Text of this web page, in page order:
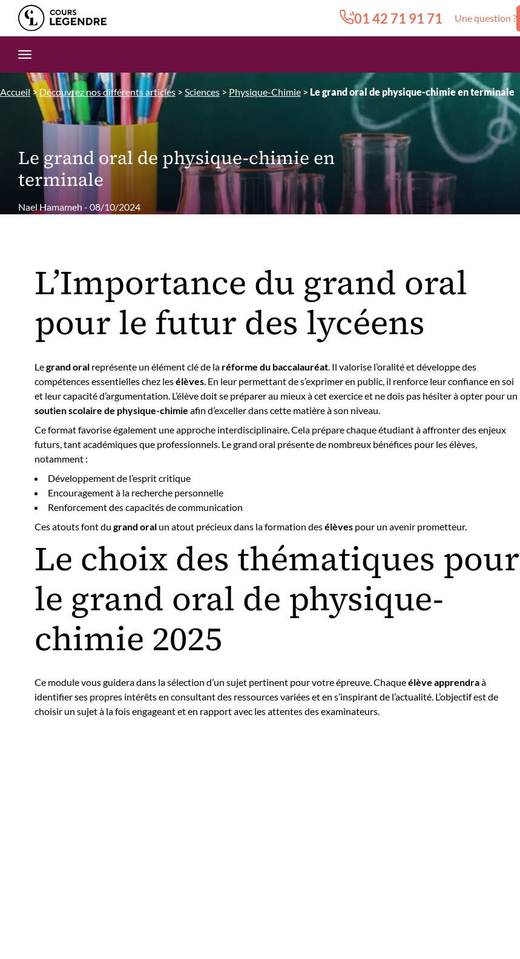
Edition.CL (Groupe Cours Legendre) 01 42 71 91 71 Une question ?
Ouvrir la navigation
Accueil> Découvrez nos différents articles > Sciences > Physique-Chimie > Le grand oral de physique-chimie en terminale
Le grand oral de physique-chimie en
terminale
Nael Hamameh - 08/10/2024
L’Importance du grand oral
pour le futur des lycéens
Legrand oral représente un élément clé de la réforme du baccalauréat . Il valorise l’oralité et développe des
compétences essentielles chez lesélèves . En leur permettant de s’exprimer en public, il renforce leur confiance en soi
et leur capacité d’argumentation. L’élève doit se préparer au mieux à cet exercice et ne dois pas hésiter à opter pour un
soutien scolaire de physique-chimie afin d’exceller dans cette matière à son niveau.
Ce format favorise également une approche interdisciplinaire. Cela prépare chaque étudiant à affronter des enjeux
futurs, tant académiques que professionnels. Le grand oral présente de nombreux bénéfices pour les élèves,
notamment :
Développement de l’esprit critique
Encouragement à la recherche personnelle
Renforcement des capacités de communication
Ces atouts font du grand oral un atout précieux dans la formation desélèves pour un avenir prometteur.
Le choix des thématiques pour
le grand oral de physique-
chimie 2025
Ce module vous guidera dans la sélection d’un sujet pertinent pour votre épreuve. Chaqueélève apprendraà
identifier ses propres intérêts en consultant des ressources variées et en s’inspirant de l’actualité. L’objectif est de
choisir un sujet à la fois engageant et en rapport avec les attentes des examinateurs.